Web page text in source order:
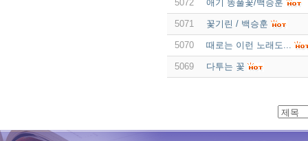
5072 애기 똥풀꽃/백승훈
5071 꽃기린 / 백승훈
5070 때로는 이런 노래도...
5069 다투는 꽃